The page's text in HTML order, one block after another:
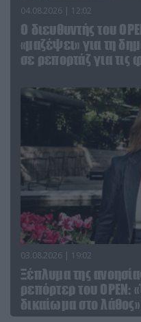
04.08.2026 | 12:02
O διευθυντής του
«μαζέψει» για τη
σε ρεπορτάζ για τις
03.08.2026 | 19:02
Ξέπλυμα της
ρεπόρτερ του ΟΡΕΝ:
δικαίωμα στο λάθος»